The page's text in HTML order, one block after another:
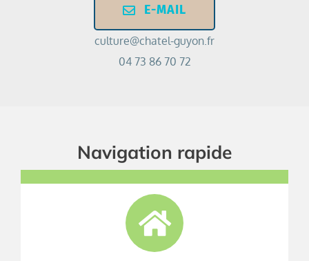
E-MAIL
culture@chatel-guyon.fr
04 73 86 70 72
Navigation rapide